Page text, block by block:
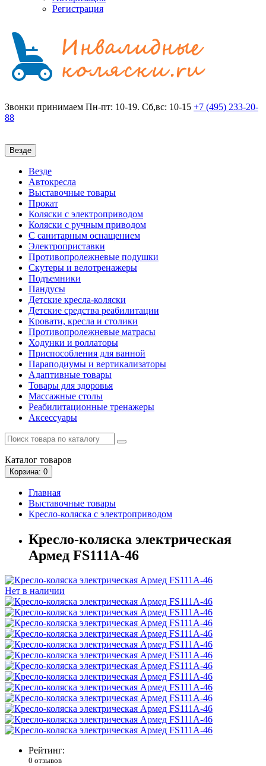
Регистрация
Звонки принимаем Пн-пт: 10-19. Сб,вс: 10-15 +7 (495) 233-20-
88
Везде
Везде
Автокресла
Выставочные товары
Прокат
Коляски с электроприводом
Коляски с ручным приводом
С санитарным оснащением
Электроприставки
Противопролежневые подушки
Скутеры и велотренажеры
Подъемники
Пандусы
Детские кресла-коляски
Детские средства реабилитации
Кровати, кресла и столики
Противопролежневые матрасы
Ходунки и роллаторы
Приспособления для ванной
Параподиумы и вертикализаторы
Адаптивные товары
Товары для здоровья
Массажные столы
Реабилитационные тренажеры
Аксессуары
Каталог товаров
Корзина: 0
Главная
Выставочные товары
Кресло-коляска с электроприводом
Кресло-коляска электрическая
Армед FS111A-46
Нет в наличии
Рейтинг:
0 отзывов